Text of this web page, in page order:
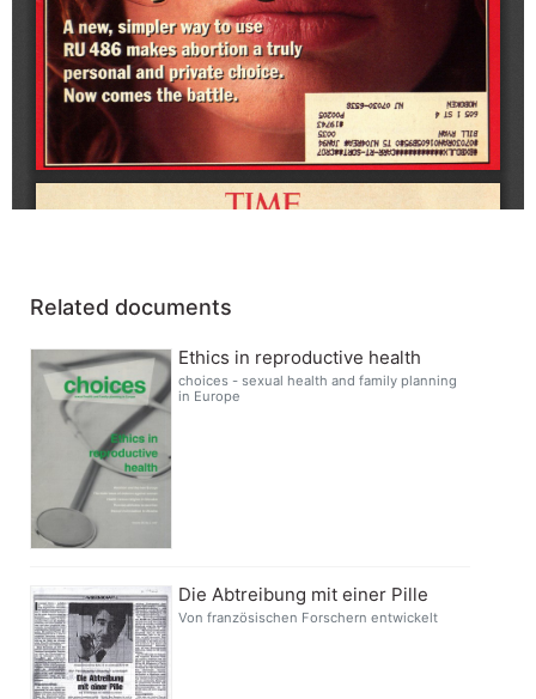
Related documents
Ethics in reproductive health
choices - sexual health and family planning
in Europe
Die Abtreibung mit einer Pille
Von französischen Forschern entwickelt